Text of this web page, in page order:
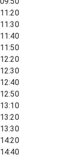
11:20
11:30
11:40
11:50
12:20
12:30
12:40
12:50
13:10
13:20
13:30
14:20
14:40